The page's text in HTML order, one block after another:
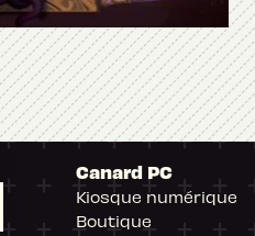
Canard PC
Kiosque numérique
Boutique